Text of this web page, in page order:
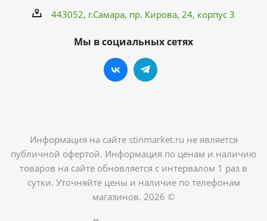
443052, г.Самара, пр. Кирова, 24, корпус 3
Мы в социальных сетях
Информация на сайте stinmarket.ru не является
публичной офертой. Информация по ценам и наличию
товаров на сайте обновляется с интервалом 1 раз в
сутки. Уточняйте цены и наличие по телефонам
магазинов. 2026 ©